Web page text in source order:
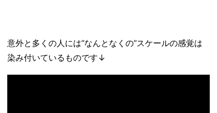
意外と多くの人には”なんとなくの”スケールの感覚は
染み付いているものです↓